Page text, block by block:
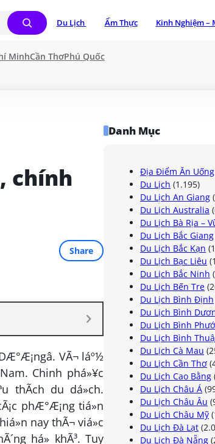
Du Lịch Ẩm Thực Kinh Nghiệm –
MinhCần ThơPhú Quốc
chính
Share
VÃ¬ láº½
Nam. Chinh phá»¥c
thÃ­ch du dá»ch.
phÆ°Æ¡ng tiá»n
nay thÃ¬ viá»c
há» khÃ³. Tuy
Danh Mục
Địa Điểm Ăn Uống
Du Lịch (1.195)
Du Lịch An Giang
Du Lịch Australia
Du Lịch Bà Rịa –
Du Lịch Bắc Giang
Du Lịch Bắc Kạn
Du Lịch Bạc Liêu
Du Lịch Bắc Ninh
Du Lịch Bến Tre
Du Lịch Bình Định
Du Lịch Bình
Du Lịch Bình
Du Lịch Bình
Du Lịch Cà Mau
Du Lịch Cần Thơ
Du Lịch Cao Bằng
Du Lịch Châu Á
Du Lịch Châu Âu
Du Lịch Châu Mỹ
Du Lịch Đà Lạt
Du Lịch Đà Nẵng